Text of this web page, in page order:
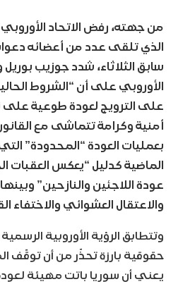
من جهته، رفض الاتحاد
الذي تلقى عدد من أعضائه
سابق الثلاثاء، شدد جوزيب بوريل
الأوروبي على أن “الشروط
على الترويج لعودة طوعية
أمنية وكرامة تتماشى مع
بعمليات العودة “المحدودة”
الماضية كدليل “يعكس العقبات
عودة اللاجئين والنازحين” وبينها
والاعتقال العشوائي والاختفاء
وتتطابق الرؤية الأوروبية
حقوقية بارزة تحذّر من أن توقّف
يعني أن سوريا باتت مهيئة